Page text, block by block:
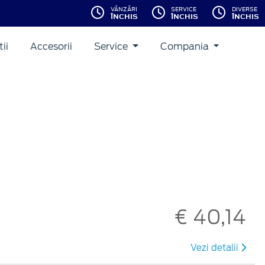
VÂNZĂRI
ÎNCHIS
SERVICE
ÎNCHIS
DIVERSE
ÎNCHIS
Accesorii Service Compania
€ 40,14
Vezi detalii